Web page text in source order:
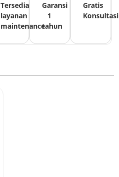
Tersedia
layanan
maintenance
Garansi
1
tahun
Gratis
Konsultasi